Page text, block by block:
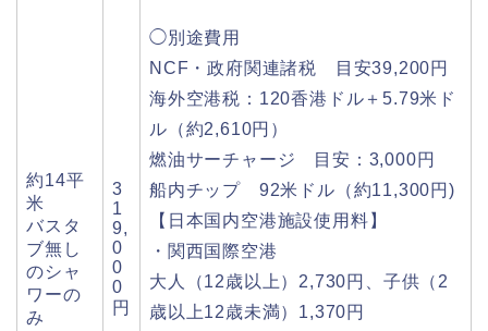
約14平
米
バスタ
ブ無し
のシャ
ワーの
み
3
1
9,
0
0
0
円
◯別途費用
NCF・政府関連諸税 目安39,200円
海外空港税：120香港ドル＋5.79米ド
ル（約2,610円）
燃油サーチャージ 目安：3,000円
船内チップ 92米ドル（約11,300円)
【日本国内空港施設使用料】
・関西国際空港
大人（12歳以上）2,730円、子供（2
歳以上12歳未満）1,370円